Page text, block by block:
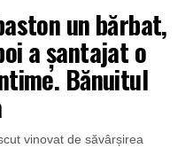
un bărbat,
a șantajat o
Bănuitul
vinovat de săvârșirea